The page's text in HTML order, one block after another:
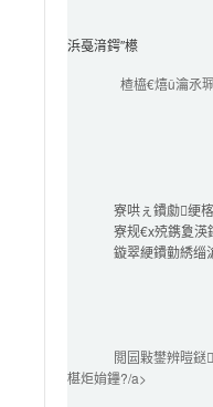
浜戞湇鍔″櫒
楂橀€熺ǔ瀹氶
寮哄ぇ鐨勮绠
寮规€х殑鎸夐
鏇翠綆鐨勭綉缁
閲囩敤鐢辨暟鎹
椹炬姢鑸?/a>